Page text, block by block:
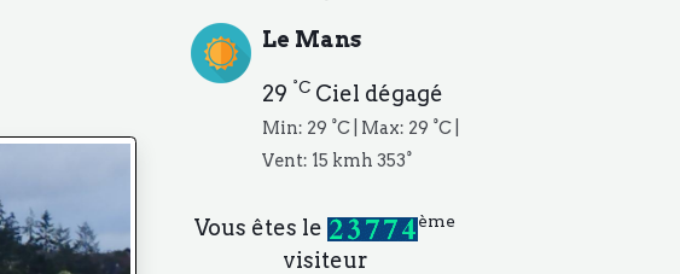
Le Mans
29 °C Ciel dégagé
Min: 29 °C | Max: 29 °C |
Vent: 15 kmh 353°
Vous êtes le ème
visiteur